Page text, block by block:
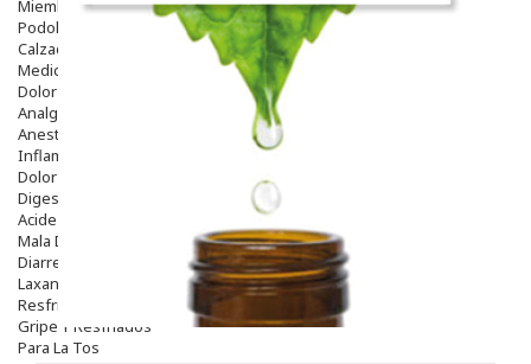
Miembro Inferior
Podología
Calzado
Medicamentos
Dolor E Inflamación
Analgésicos
Anestésicos
Inflamación Articulaciones
Dolor Muscular / Articular
Digestivo
Acidez, Gases Y Ardores
Mala Digestion
Diarrea / Estreñimiento / Vómitos
Laxantes
Resfriados
Gripe Y Resfriados
Para La Tos